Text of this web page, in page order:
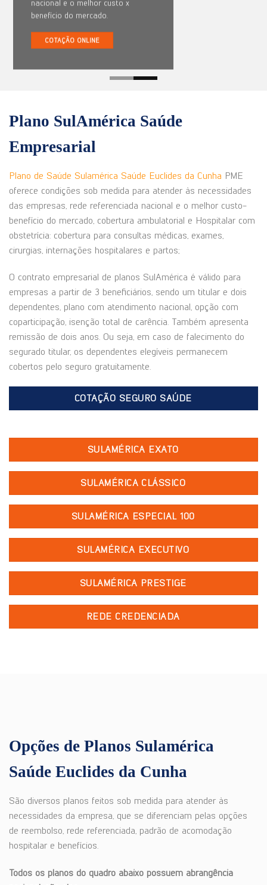
nacional e o melhor custo x
benefício do mercado.
COTAÇÃO ONLINE
Plano SulAmérica Saúde
Empresarial
Plano de Saúde Sulamérica Saúde Euclides da Cunha PME
oferece condições sob medida para atender às necessidades
das empresas, rede referenciada nacional e o melhor custo-
benefício do mercado, cobertura ambulatorial e Hospitalar com
obstetrícia: cobertura para consultas médicas, exames,
cirurgias, internações hospitalares e partos;
O contrato empresarial de planos SulAmérica é válido para
empresas a partir de 3 beneficiários, sendo um titular e dois
dependentes, plano com atendimento nacional, opção com
coparticipação, isenção total de carência. Também apresenta
remissão de dois anos. Ou seja, em caso de falecimento do
segurado titular, os dependentes elegíveis permanecem
cobertos pelo seguro gratuitamente.
COTAÇÃO SEGURO SAÚDE
SULAMÉRICA EXATO
SULAMÉRICA CLÁSSICO
SULAMÉRICA ESPECIAL 100
SULAMÉRICA EXECUTIVO
SULAMÉRICA PRESTIGE
REDE CREDENCIADA
Opções de Planos Sulamérica
Saúde Euclides da Cunha
São diversos planos feitos sob medida para atender às
necessidades da empresa, que se diferenciam pelas opções
de reembolso, rede referenciada, padrão de acomodação
hospitalar e benefícios.
Todos os planos do quadro abaixo possuem abrangência